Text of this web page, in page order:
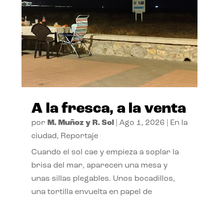
A la fresca, a la venta
por M. Muñoz y R. Sol| Ago 1, 2026
En la
ciudad, Reportaje
Cuando el sol cae y empieza a soplar la
brisa del mar, aparecen una mesa y
unas sillas plegables. Unos bocadillos,
una tortilla envuelta en papel de